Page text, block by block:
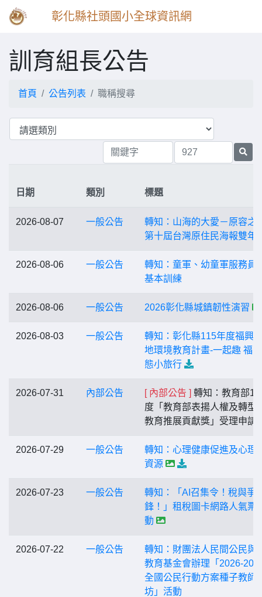
彰化縣社頭國小全球資訊網
訓育組長公告
首頁 公告列表 職稱搜尋
日期 類別 標題
2026-08-07 一般公告
轉知：山海的大愛－原容之
第十屆台灣原住民海報雙年
2026-08-06 一般公告
轉知：童軍、幼童軍服務員
基本訓練
2026-08-06 一般公告 2026彰化縣城鎮韌性演習
2026-08-03 一般公告
轉知：彰化縣115年度福興
地環境教育計畫-一起趣 福
態小旅行
2026-07-31 內部公告 [ 內部公告 ] 轉知：教育部
度「教育部表揚人權及轉型
教育推展貢獻獎」受理申請
2026-07-29 一般公告
轉知：心理健康促進及心理
資源
2026-07-23 一般公告
轉知：「AI召集令！稅與爭
鋒！」租稅圖卡網路人氣票
動
2026-07-22 一般公告
轉知：財團法人民間公民與
教育基金會辦理「2026-
全國公民行動方案種子教師
坊」活動